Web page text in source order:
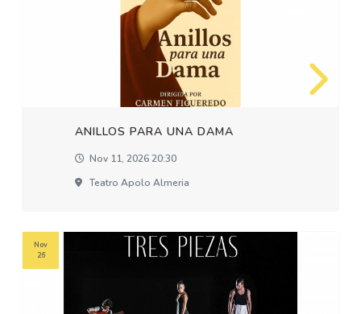
ANILLOS PARA UNA DAMA
Nov 11, 2026 20:30
Teatro Apolo Almeria
Nov
26